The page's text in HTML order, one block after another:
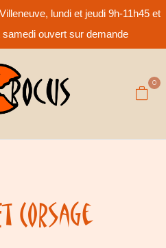
lundi et jeudi 9h-11h45 et
ouvert sur demande
0
Corsage